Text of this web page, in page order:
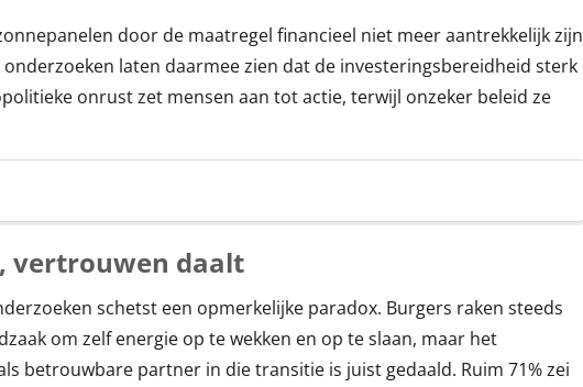
door de maatregel financieel niet meer aantrekkelijk zijn
laten daarmee zien dat de investeringsbereidheid sterk
onrust zet mensen aan tot actie, terwijl onzeker beleid ze
vertrouwen daalt
schetst een opmerkelijke paradox. Burgers raken steeds
om zelf energie op te wekken en op te slaan, maar het
betrouwbare partner in die transitie is juist gedaald. Ruim 71% zei